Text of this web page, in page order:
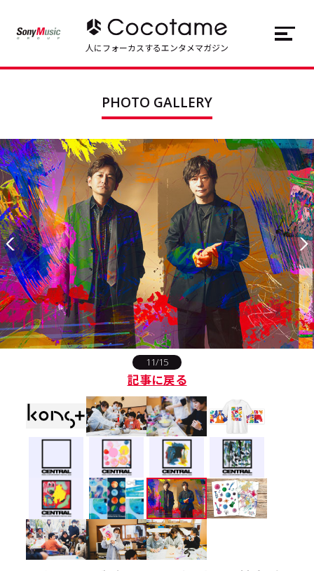
連載一覧 Series
Cocotameとは About
#エンタメ業界のちょっといい話
#リクルート
運営会社 プライバシーポリシー
本サイトご利用にあたって
JP EN
人にフォーカスするエンタメマガジン
PHOTO GALLERY
11/15
記事に戻る